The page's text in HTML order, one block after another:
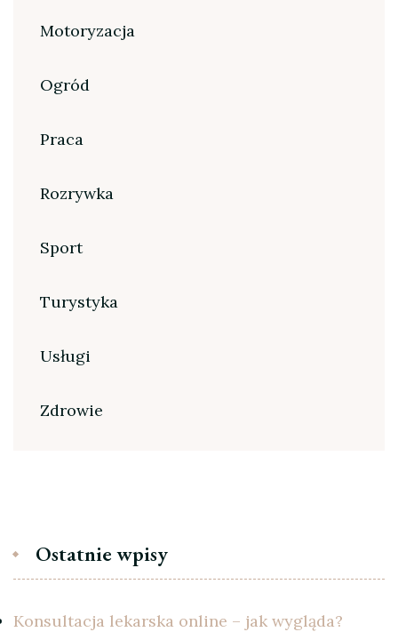
Motoryzacja
Ogród
Praca
Rozrywka
Sport
Turystyka
Usługi
Zdrowie
Ostatnie wpisy
Konsultacja lekarska online – jak wygląda?